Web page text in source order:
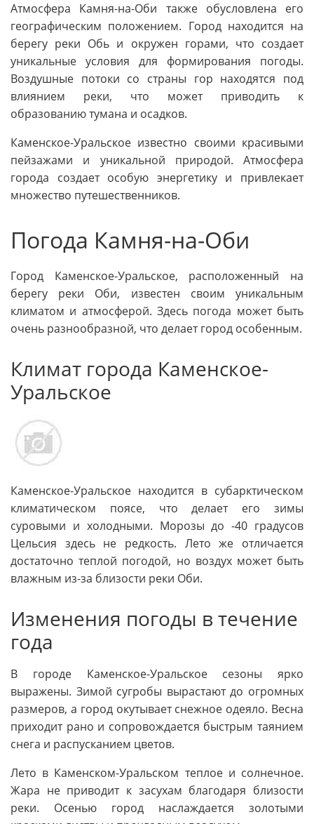
Атмосфера Камня-на-Оби также обусловлена его
географическим положением. Город находится на
берегу реки Обь и окружен горами, что создает
уникальные условия для формирования погоды.
Воздушные потоки со страны гор находятся под
влиянием реки, что может приводить к
образованию тумана и осадков.
Каменское-Уральское известно своими красивыми
пейзажами и уникальной природой. Атмосфера
города создает особую энергетику и привлекает
множество путешественников.
Погода Камня-на-Оби
Город Каменское-Уральское, расположенный на
берегу реки Оби, известен своим уникальным
климатом и атмосферой. Здесь погода может быть
очень разнообразной, что делает город особенным.
Климат города Каменское-
Уральское
Каменское-Уральское находится в субарктическом
климатическом поясе, что делает его зимы
суровыми и холодными. Морозы до -40 градусов
Цельсия здесь не редкость. Лето же отличается
достаточно теплой погодой, но воздух может быть
влажным из-за близости реки Оби.
Изменения погоды в течение
года
В городе Каменское-Уральское сезоны ярко
выражены. Зимой сугробы вырастают до огромных
размеров, а город окутывает снежное одеяло. Весна
приходит рано и сопровождается быстрым таянием
снега и распусканием цветов.
Лето в Каменском-Уральском теплое и солнечное.
Жара не приводит к засухам благодаря близости
реки. Осенью город наслаждается золотыми